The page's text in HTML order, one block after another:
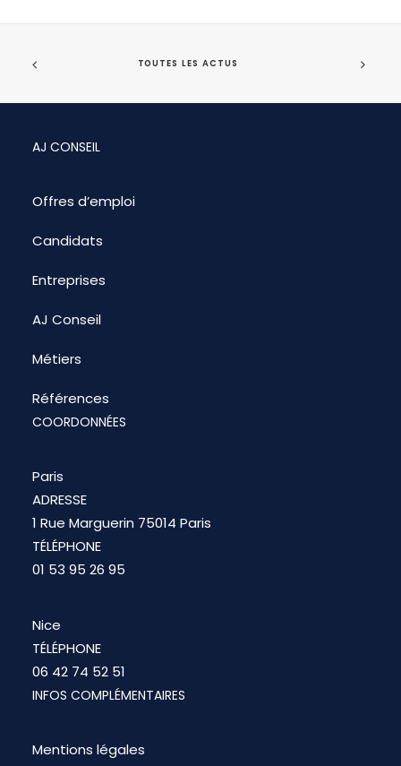
TOUTES LES ACTUS
AJ CONSEIL
Offres d’emploi
Candidats
Entreprises
AJ Conseil
Métiers
Références
COORDONNÉES
Paris
ADRESSE
1 Rue Marguerin 75014 Paris
TÉLÉPHONE
01 53 95 26 95
Nice
TÉLÉPHONE
06 42 74 52 51
INFOS COMPLÉMENTAIRES
Mentions légales